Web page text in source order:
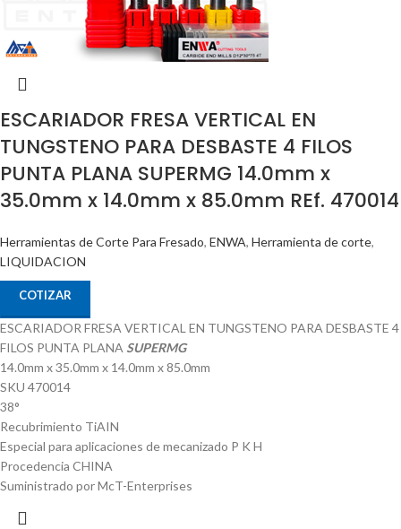
ESCARIADOR FRESA VERTICAL EN
TUNGSTENO PARA DESBASTE 4 FILOS
PUNTA PLANA SUPERMG 14.0mm x
35.0mm x 14.0mm x 85.0mm REf. 470014
Herramientas de Corte Para Fresado, ENWA, Herramienta de corte,
LIQUIDACION
COTIZAR
ESCARIADOR FRESA VERTICAL EN TUNGSTENO PARA DESBASTE 4
FILOS PUNTA PLANA SUPERMG
14.0mm x 35.0mm x 14.0mm x 85.0mm
SKU 470014
38°
Recubrimiento TiAIN
Especial para aplicaciones de mecanizado P K H
Procedencia CHINA
Suministrado por McT-Enterprises